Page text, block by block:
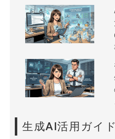
生成AI活用ガイド